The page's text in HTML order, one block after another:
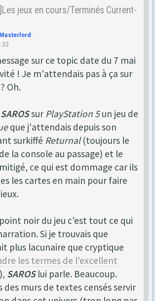
jeux en cours/Terminés Current-
Masterlord
sur ce topic date du 7 mai
! Je m'attendais pas à ça sur
Oh.
SAROSsurPlayStation 5un jeu de
que j'attendais depuis son
surkiffé Returnal(toujours le
la console au passage) et le
ce qui est dommage car ils
les cartes en main pour faire
noir du jeu c'est tout ce qui
Si je trouvais que
plus lacunaire que cryptique
les termes de l'excellent
), SAROSlui parle. Beaucoup.
des murs de textes censés servir